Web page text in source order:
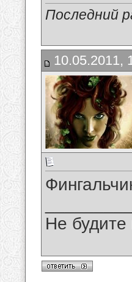
Последний
10.05.2011,
Не